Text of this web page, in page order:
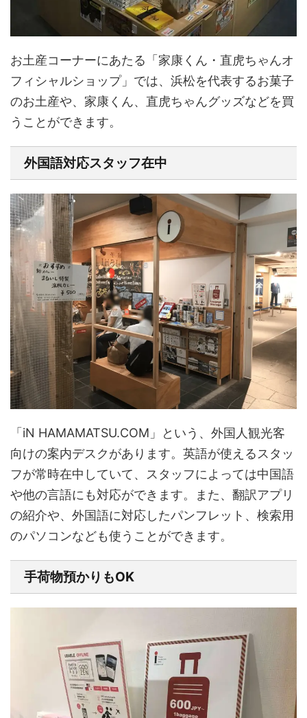
お土産コーナーにあたる「家康くん・直虎ちゃんオ
フィシャルショップ」では、浜松を代表するお菓子
のお土産や、家康くん、直虎ちゃんグッズなどを買
うことができます。
外国語対応スタッフ在中
「iN HAMAMATSU.COM」という、外国人観光客
向けの案内デスクがあります。英語が使えるスタッ
フが常時在中していて、スタッフによっては中国語
や他の言語にも対応ができます。また、翻訳アプリ
の紹介や、外国語に対応したパンフレット、検索用
のパソコンなども使うことができます。
手荷物預かりもOK